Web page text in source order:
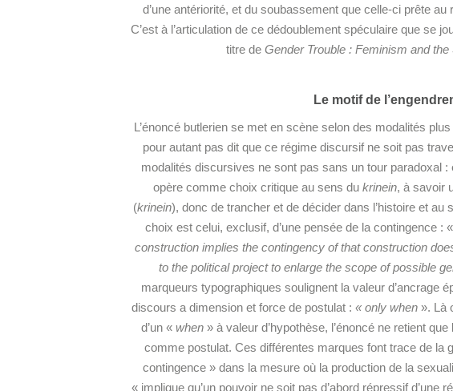
d’une antériorité, et du soubassement que celle-ci prête
C’est à l’articulation de ce dédoublement spéculaire que se
titre de Gender Trouble : Feminism and
Le motif de
L’énoncé butlerien se met en scène selon des modalités
pour autant pas dit que ce régime discursif ne soit pas
modalités discursives ne sont pas sans un tour paradoxal
opère comme choix critique au sens du krinein, à savoir
(krinein), donc de trancher et de décider dans l’histoire et au
choix est celui, exclusif, d’une pensée de la contingence : «
construction implies the contingency of that construction
to the political project to enlarge the scope of possible
marqueurs typographiques soulignent la valeur d’ancrage
discours a dimension et force de postulat : « only when ». Là
d’un « when » à valeur d’hypothèse, l’énoncé ne retient
comme postulat. Ces différentes marques font trace de la
contingence » dans la mesure où la production de la
« implique qu’un pouvoir ne soit pas d’abord répressif d’une